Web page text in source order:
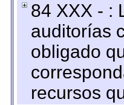
84 XXX - :
auditorías
obligado
recursos